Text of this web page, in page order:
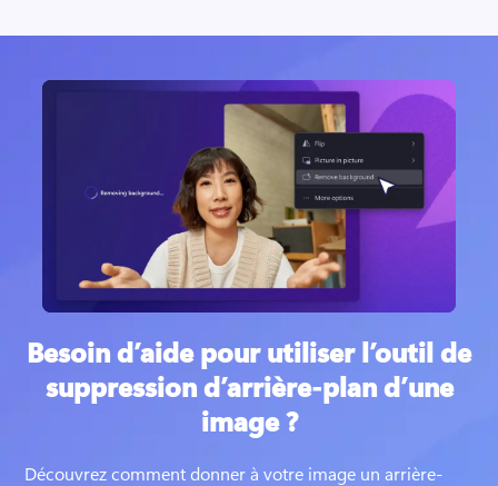
Besoin d’aide pour utiliser l’outil de
suppression d’arrière-plan d’une
image ?
Découvrez comment donner à votre image un arrière-